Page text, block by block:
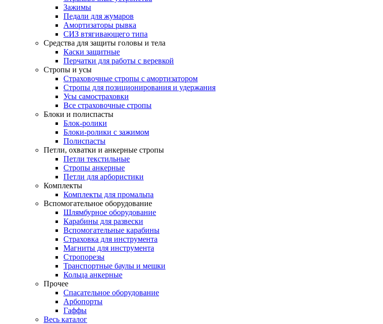
Зажимы
Педали для жумаров
Амортизаторы рывка
СИЗ втягивающего типа
Средства для защиты головы и тела
Каски защитные
Перчатки для работы с веревкой
Стропы и усы
Страховочные стропы с амортизатором
Стропы для позиционирования и удержания
Усы самостраховки
Все страховочные стропы
Блоки и полиспасты
Блок-ролики
Блоки-ролики с зажимом
Полиспасты
Петли, охватки и анкерные стропы
Петли текстильные
Стропы анкерные
Петли для арбористики
Комплекты
Комплекты для промальпа
Вспомогательное оборудование
Шлямбурное оборудование
Карабины для развески
Вспомогательные карабины
Страховка для инструмента
Магниты для инструмента
Стропорезы
Транспортные баулы и мешки
Кольца анкерные
Прочее
Спасательное оборудование
Арбопорты
Гаффы
Весь каталог